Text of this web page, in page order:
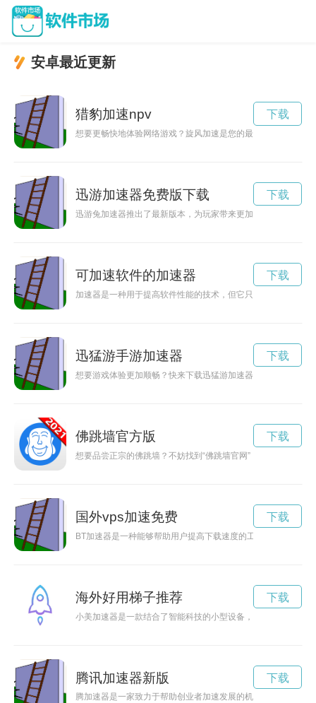
安卓最近更新
猎豹加速npv
想要更畅快地体验网络游戏？旋风加速是您的最佳选择！点击
下载
迅游加速器免费版下载
迅游兔加速器推出了最新版本，为玩家带来更加流畅的游戏体
下载
可加速软件的加速器
加速器是一种用于提高软件性能的技术，但它只能加速软件运
下载
迅猛游手游加速器
想要游戏体验更加顺畅？快来下载迅猛游加速器！迅猛游加速
下载
佛跳墙官方版
想要品尝正宗的佛跳墙？不妨找到“佛跳墙官网”，从中了解更
下载
国外vps加速免费
BT加速器是一种能够帮助用户提高下载速度的工具，通过优化
下载
海外好用梯子推荐
小美加速器是一款结合了智能科技的小型设备，可以帮助用户
下载
腾讯加速器新版
腾加速器是一家致力于帮助创业者加速发展的机构，为有梦想
下载